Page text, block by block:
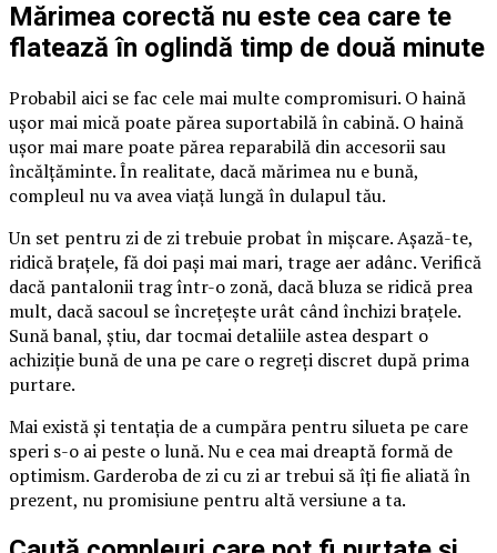
Mărimea corectă nu este cea care te
flatează în oglindă timp de două minute
Probabil aici se fac cele mai multe compromisuri. O haină
ușor mai mică poate părea suportabilă în cabină. O haină
ușor mai mare poate părea reparabilă din accesorii sau
încălțăminte. În realitate, dacă mărimea nu e bună,
compleul nu va avea viață lungă în dulapul tău.
Un set pentru zi de zi trebuie probat în mișcare. Așază-te,
ridică brațele, fă doi pași mai mari, trage aer adânc. Verifică
dacă pantalonii trag într-o zonă, dacă bluza se ridică prea
mult, dacă sacoul se încrețește urât când închizi brațele.
Sună banal, știu, dar tocmai detaliile astea despart o
achiziție bună de una pe care o regreți discret după prima
purtare.
Mai există și tentația de a cumpăra pentru silueta pe care
speri s-o ai peste o lună. Nu e cea mai dreaptă formă de
optimism. Garderoba de zi cu zi ar trebui să îți fie aliată în
prezent, nu promisiune pentru altă versiune a ta.